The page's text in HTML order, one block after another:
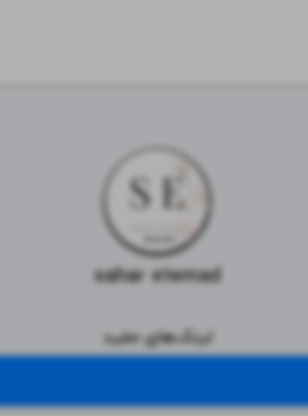
sahar etemad
لینک‌های مفید